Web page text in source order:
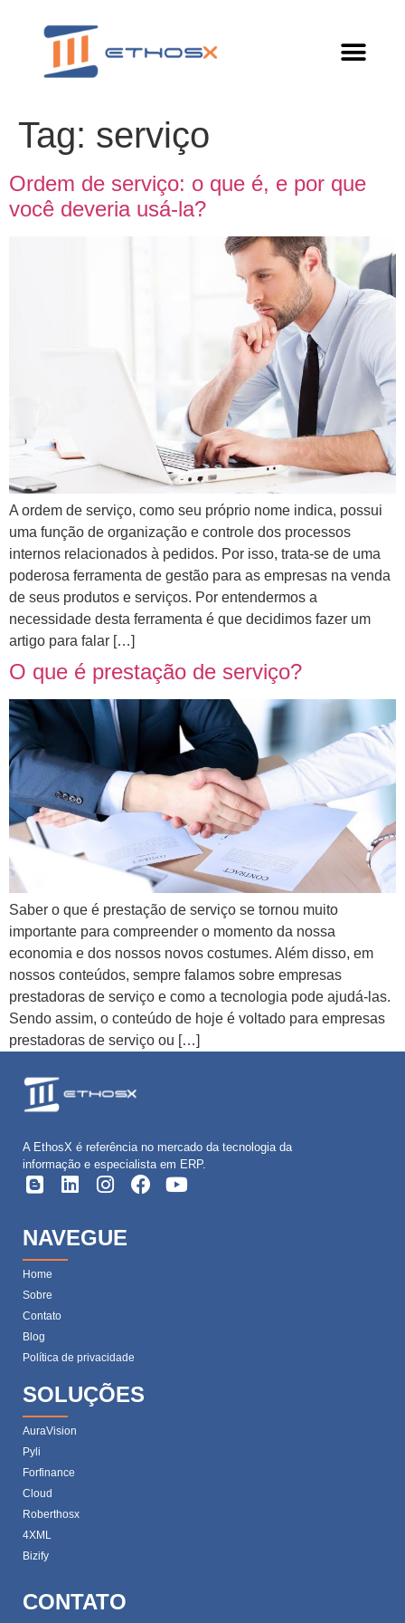
Tag: serviço
Ordem de serviço: o que é, e por que
você deveria usá-la?
A ordem de serviço, como seu próprio nome indica, possui
uma função de organização e controle dos processos
internos relacionados à pedidos. Por isso, trata-se de uma
poderosa ferramenta de gestão para as empresas na venda
de seus produtos e serviços. Por entendermos a
necessidade desta ferramenta é que decidimos fazer um
artigo para falar […]
O que é prestação de serviço?
Saber o que é prestação de serviço se tornou muito
importante para compreender o momento da nossa
economia e dos nossos novos costumes. Além disso, em
nossos conteúdos, sempre falamos sobre empresas
prestadoras de serviço e como a tecnologia pode ajudá-las.
Sendo assim, o conteúdo de hoje é voltado para empresas
prestadoras de serviço ou […]
A EthosX é referência no mercado da tecnologia da
informação e especialista em ERP.
NAVEGUE
Home
Sobre
Contato
Blog
Política de privacidade
SOLUÇÕES
AuraVision
Pyli
Forfinance
Cloud
Roberthosx
4XML
Bizify
CONTATO